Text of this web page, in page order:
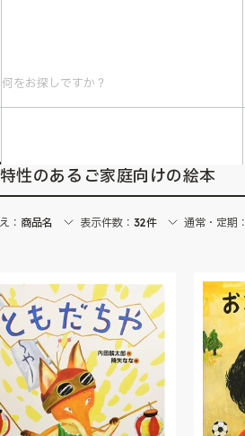
性のあるご家庭向けの絵本
： 商品名 表示件数： 32件 通常・定期：